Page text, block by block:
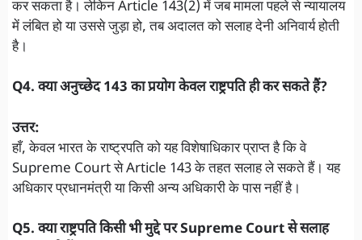
कर सकता है। लेकिन Article 143(2) में जब मामला पहले से न्यायालय
में लंबित हो या उससे जुड़ा हो, तब अदालत को सलाह देनी अनिवार्य होती
है।
Q4. क्या अनुच्छेद 143 का प्रयोग केवल राष्ट्रपति ही कर सकते हैं?
उत्तर:
हाँ, केवल भारत के राष्ट्रपति को यह विशेषाधिकार प्राप्त है कि वे
Supreme Court से Article 143 के तहत सलाह ले सकते हैं। यह
अधिकार प्रधानमंत्री या किसी अन्य अधिकारी के पास नहीं है।
Q5. क्या राष्ट्रपति किसी भी मुद्दे पर Supreme Court से सलाह